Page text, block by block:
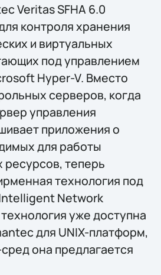
Veritas SFHA 6.0
контроля хранения
и виртуальных
под управлением
Hyper-V. Вместо
серверов, когда
управления
приложения о
для работы
теперь
технология под
Network
уже доступна
для UNIX-платформ,
она предлагается